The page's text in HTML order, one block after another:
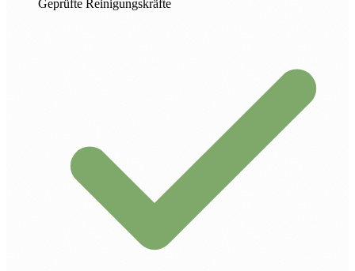
Geprüfte Reinigungskräfte